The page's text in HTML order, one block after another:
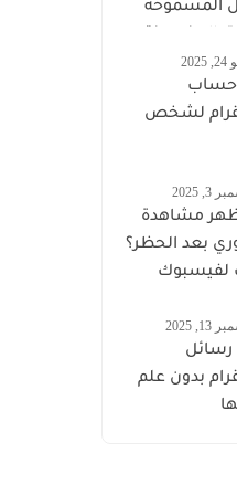
المسموحة
لشخص
2025
مشاهدة
بعد الحظر؟
لفيسبوك
2025
رسائل
بدون علم